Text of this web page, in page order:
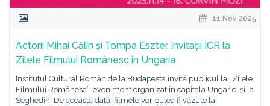
11 Nov 2025
Actorii Mihai Călin și Tompa Eszter, invitații ICR la
Zilele Filmului Românesc în Ungaria
Institutul Cultural Român de la Budapesta invită publicul la „Zilele
Filmului Românesc”, eveniment organizat în capitala Ungariei și la
Seghedin. De această dată, filmele vor putea fi văzute la